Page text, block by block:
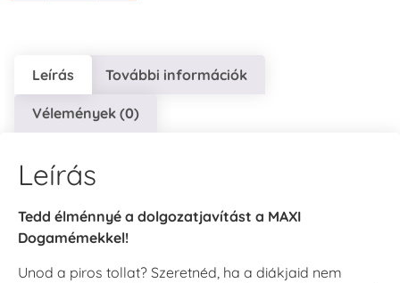
Leírás További információk
Vélemények (0)
Leírás
Tedd élménnyé a dolgozatjavítást a MAXI
Dogamémekkel!
Unod a piros tollat? Szeretnéd, ha a diákjaid nem